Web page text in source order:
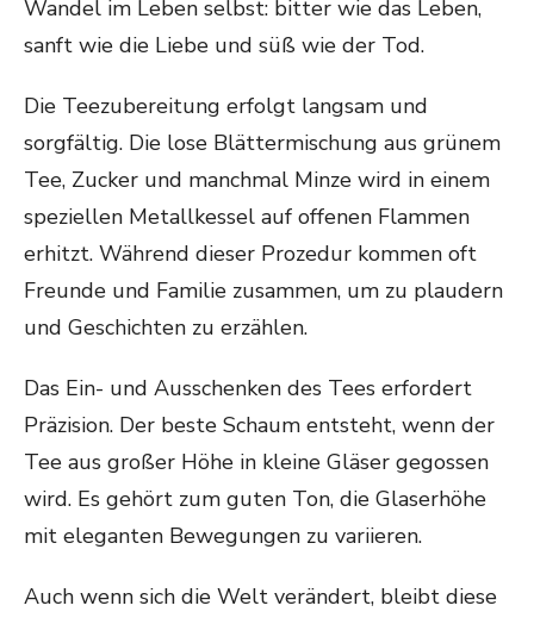
Wandel im Leben selbst: bitter wie das Leben,
sanft wie die Liebe und süß wie der Tod.
Die Teezubereitung erfolgt langsam und
sorgfältig. Die lose Blättermischung aus grünem
Tee, Zucker und manchmal Minze wird in einem
speziellen Metallkessel auf offenen Flammen
erhitzt. Während dieser Prozedur kommen oft
Freunde und Familie zusammen, um zu plaudern
und Geschichten zu erzählen.
Das Ein- und Ausschenken des Tees erfordert
Präzision. Der beste Schaum entsteht, wenn der
Tee aus großer Höhe in kleine Gläser gegossen
wird. Es gehört zum guten Ton, die Glaserhöhe
mit eleganten Bewegungen zu variieren.
Auch wenn sich die Welt verändert, bleibt diese